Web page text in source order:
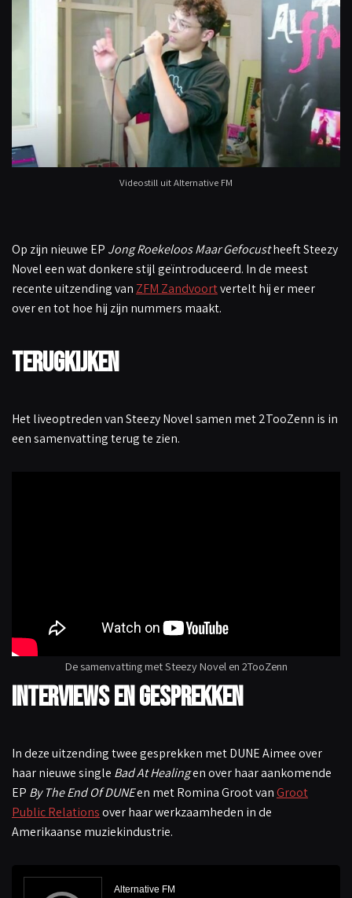
Videostill uit Alternative FM
Op zijn nieuwe EP Jong Roekeloos Maar Gefocustheeft Steezy
Novel een wat donkere stijl geïntroduceerd. In de meest
recente uitzending van ZFM Zandvoortvertelt hij er meer
over en tot hoe hij zijn nummers maakt.
Terugkijken
Het liveoptreden van Steezy Novel samen met 2TooZenn is in
een samenvatting terug te zien.
De samenvatting met Steezy Novel en 2TooZenn
Interviews en gesprekken
In deze uitzending twee gesprekken met DUNE Aimee over
haar nieuwe single Bad At Healingen over haar aankomende
EP By The End Of DUNEen met Romina Groot vanGroot
Public Relationsover haar werkzaamheden in de
Amerikaanse muziekindustrie.
Alternative FM